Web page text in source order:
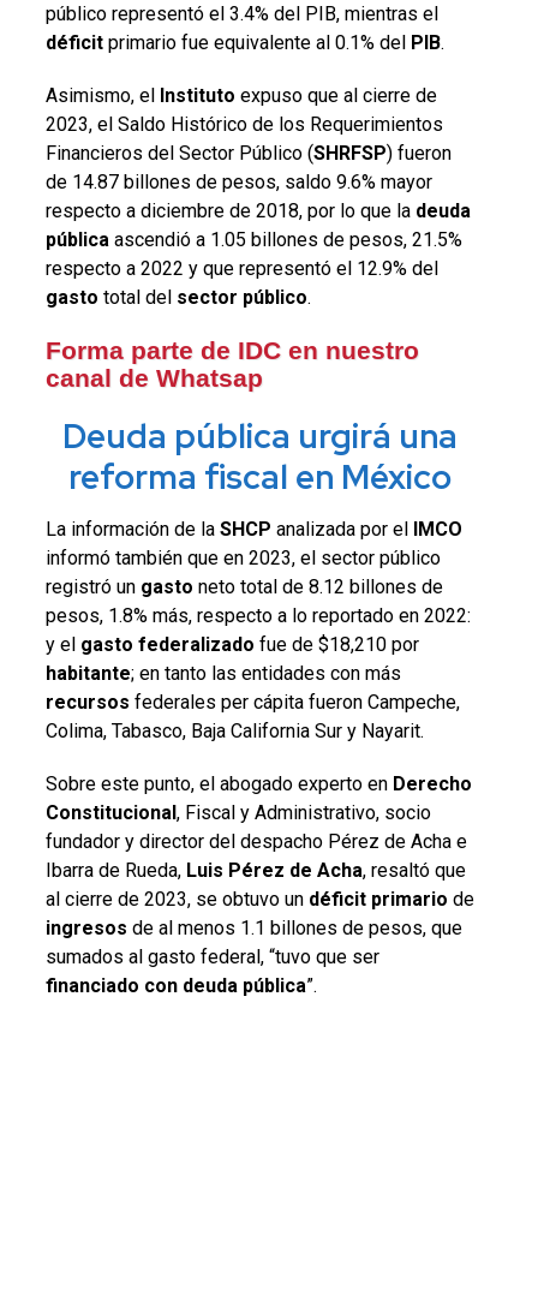
público representó el 3.4% del PIB, mientras el
déficitprimario fue equivalente al 0.1% del PIB.
Asimismo, el Instituto expuso que al cierre de
2023, el Saldo Histórico de los Requerimientos
Financieros del Sector Público (SHRFSP) fueron
de 14.87 billones de pesos, saldo 9.6% mayor
respecto a diciembre de 2018, por lo que la deuda
pública ascendió a 1.05 billones de pesos, 21.5%
respecto a 2022 y que representó el 12.9% del
gasto total del sector público.
Forma parte de IDC en nuestro
canal de Whatsap
Deuda pública urgirá una
reforma fiscal en México
La información de la SHCP analizada por el IMCO
informó también que en 2023, el sector público
registró un gasto neto total de 8.12 billones de
pesos, 1.8% más, respecto a lo reportado en 2022:
y el gasto federalizado fue de $18,210 por
habitante; en tanto las entidades con más
recursos federales per cápita fueron Campeche,
Colima, Tabasco, Baja California Sur y Nayarit.
Sobre este punto, el abogado experto en Derecho
Constitucional, Fiscal y Administrativo, socio
fundador y director del despacho Pérez de Acha e
Ibarra de Rueda, Luis Pérez de Acha, resaltó que
al cierre de 2023, se obtuvo un déficit primario de
ingresos de al menos 1.1 billones de pesos, que
sumados al gasto federal, “tuvo que ser
financiado con deuda pública”.